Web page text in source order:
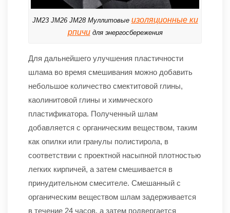
JM23 JM26 JM28 Муллитовые изоляционные ки
рпичидля энергосбережения
Для дальнейшего улучшения пластичности
шлама во время смешивания можно добавить
небольшое количество смектитовой глины,
каолинитовой глины и химического
пластификатора. Полученный шлам
добавляется с органическим веществом, таким
как опилки или гранулы полистирола, в
соответствии с проектной насыпной плотностью
легких кирпичей, а затем смешивается в
принудительном смесителе. Смешанный с
органическим веществом шлам задерживается
в течение 24 часов, а затем подвергается